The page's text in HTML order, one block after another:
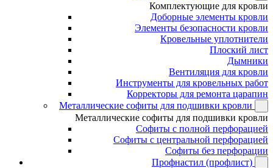
Комплектующие для кровли
Доборные элементы кровли
Элементы безопасности кровли
Кровельные уплотнители
Плоский лист
Дымники
Вентиляция для кровли
Инструменты для кровельных работ
Корректоры для ремонта царапин
Металлические софиты для подшивки кровли
Металлические софиты для подшивки кровли
Софиты с полной перфорацией
Софиты с центральной перфорацией
Софиты без перфорации
Профнастил (профлист)